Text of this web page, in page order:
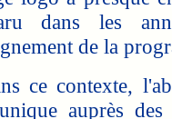
dans les
de la
ce contexte,
auprès